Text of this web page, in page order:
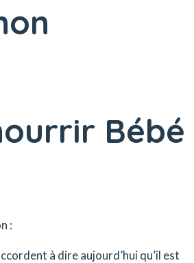
Bébé
:
à dire aujourd’hui qu’il est